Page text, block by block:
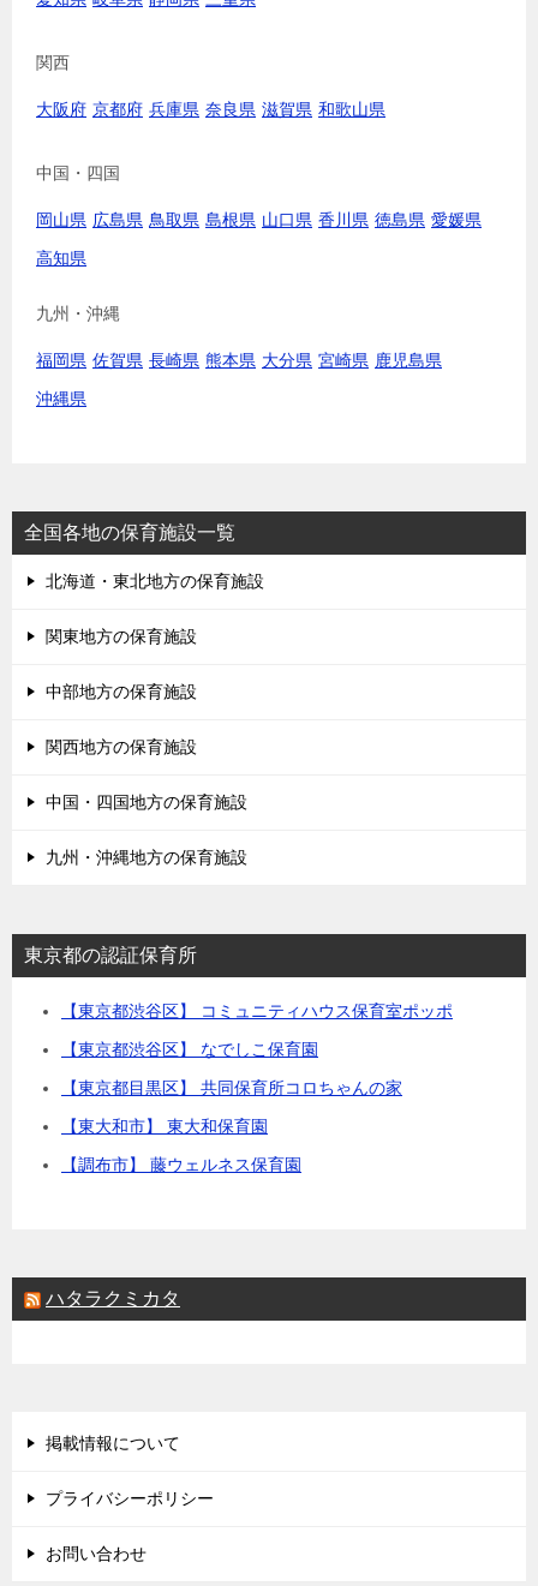
関西
大阪府 京都府 兵庫県 奈良県 滋賀県 和歌山県
中国・四国
岡山県 広島県 鳥取県 島根県 山口県 香川県 徳島県 愛媛県
高知県
九州・沖縄
福岡県 佐賀県 長崎県 熊本県 大分県 宮崎県 鹿児島県
沖縄県
全国各地の保育施設一覧
北海道・東北地方の保育施設
関東地方の保育施設
中部地方の保育施設
関西地方の保育施設
中国・四国地方の保育施設
九州・沖縄地方の保育施設
東京都の認証保育所
【東京都渋谷区】 コミュニティハウス保育室ポッポ
【東京都渋谷区】 なでしこ保育園
【東京都目黒区】 共同保育所コロちゃんの家
【東大和市】 東大和保育園
【調布市】 藤ウェルネス保育園
ハタラクミカタ
掲載情報について
プライバシーポリシー
お問い合わせ